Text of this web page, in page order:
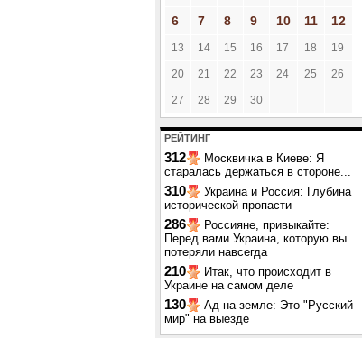
6
7 8 9 10 11 12
13 14 15 16 17 18 19
20 21 22 23 24 25 26
27 28 29 30
РЕЙТИНГ
312
Москвичка в Киеве: Я
старалась держаться в стороне...
310
Украина и Россия: Глубина
исторической пропасти
286
Россияне, привыкайте:
Перед вами Украина, которую вы
потеряли навсегда
210
Итак, что происходит в
Украине на самом деле
130
Ад на земле: Это "Русский
мир" на выезде